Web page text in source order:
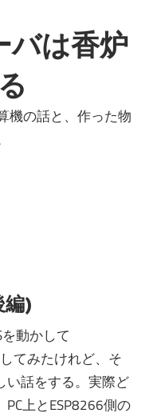
バは香炉
機の話と、作った物
編)
動かして
てみたけれど、そ
い話をする。実際ど
上とESP8266側の